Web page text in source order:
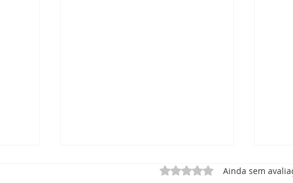
Avaliado com 0 de 5
Ainda sem